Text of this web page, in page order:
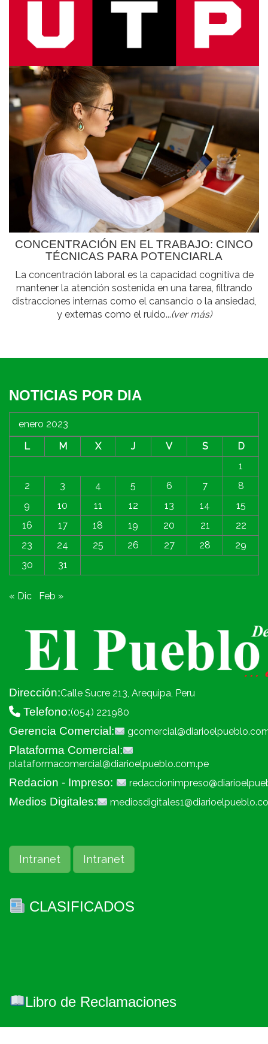
CONCENTRACIÓN EN EL TRABAJO: CINCO
TÉCNICAS PARA POTENCIARLA
La concentración laboral es la capacidad cognitiva de
mantener la atención sostenida en una tarea, filtrando
distracciones internas como el cansancio o la ansiedad,
y externas como el ruido...(ver más)
NOTICIAS POR DIA
enero 2023
L
M X J V S
D
1
2
3 4 5 6 7
8
9
10 11 12 13 14
15
16
17 18 19 20 21
22
23
24 25 26 27 28
29
30
31
« Dic Feb »
Dirección:Calle Sucre 213, Arequipa, Peru
Telefono:(054) 221980
Gerencia Comercial:
Plataforma Comercial:
plataformacomercial@diarioelpueblo.com.pe
Redacion - Impreso:
Medios Digitales:
Intranet Intranet
CLASIFICADOS
Libro de Reclamaciones